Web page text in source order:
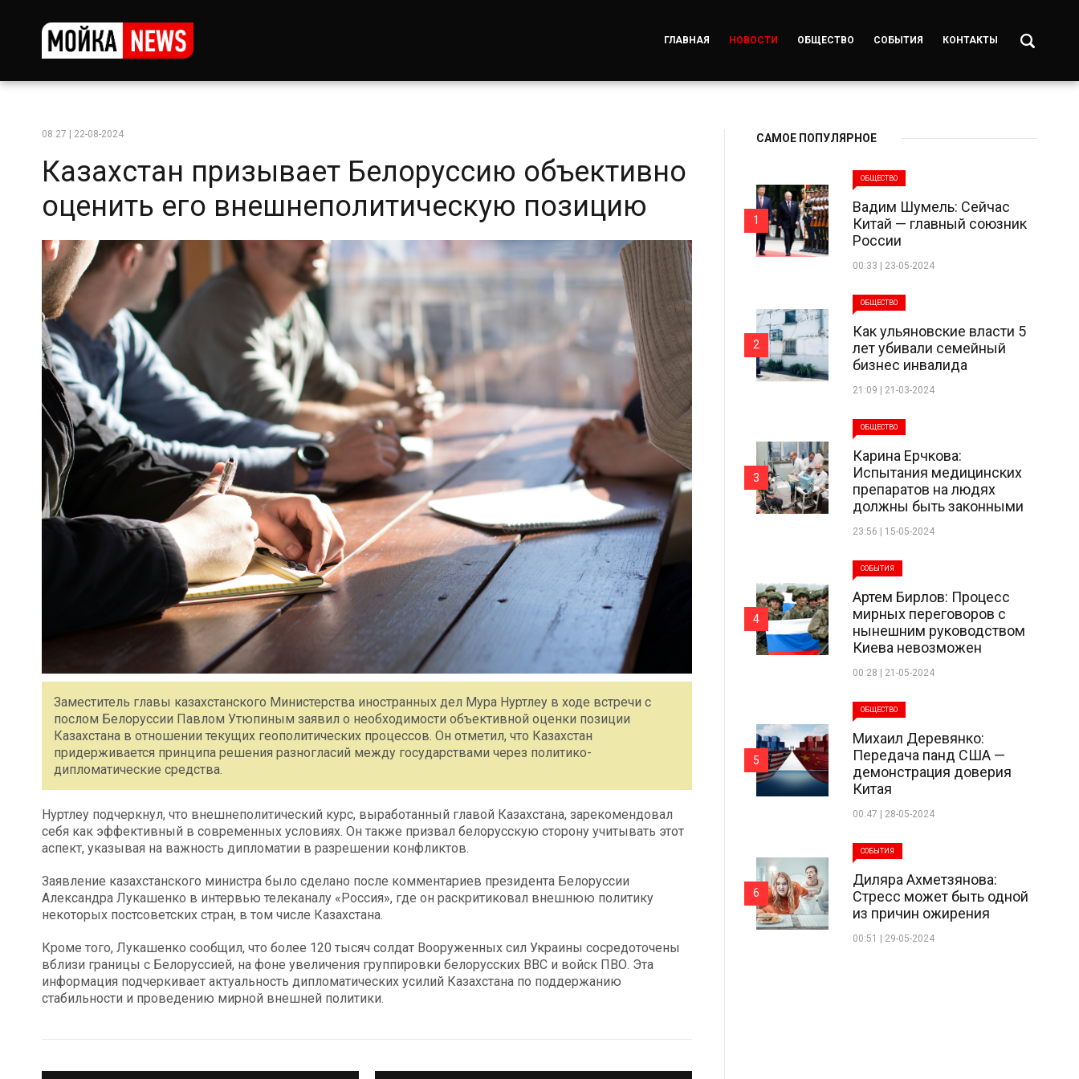
ГЛАВНАЯ НОВОСТИ ОБЩЕСТВО СОБЫТИЯ КОНТАКТЫ
08:27 | 22-08-2024
Казахстан призывает Белоруссию объективно
оценить его внешнеполитическую позицию
Заместитель главы казахстанского Министерства иностранных дел Мура Нуртлеу в ходе встречи с
послом Белоруссии Павлом Утюпиным заявил о необходимости объективной оценки позиции
Казахстана в отношении текущих геополитических процессов. Он отметил, что Казахстан
придерживается принципа решения разногласий между государствами через политико-
дипломатические средства.
Нуртлеу подчеркнул, что внешнеполитический курс, выработанный главой Казахстана, зарекомендовал
себя как эффективный в современных условиях. Он также призвал белорусскую сторону учитывать этот
аспект, указывая на важность дипломатии в разрешении конфликтов.
Заявление казахстанского министра было сделано после комментариев президента Белоруссии
Александра Лукашенко в интервью телеканалу «Россия», где он раскритиковал внешнюю политику
некоторых постсоветских стран, в том числе Казахстана.
Кроме того, Лукашенко сообщил, что более 120 тысяч солдат Вооруженных сил Украины сосредоточены
вблизи границы с Белоруссией, на фоне увеличения группировки белорусских ВВС и войск ПВО. Эта
информация подчеркивает актуальность дипломатических усилий Казахстана по поддержанию
стабильности и проведению мирной внешней политики.
САМОЕ ПОПУЛЯРНОЕ
ОБЩЕСТВО
Вадим Шумель: Сейчас
Китай — главный союзник
России
00:33 | 23-05-2024
1
ОБЩЕСТВО
Как ульяновские власти 5
лет убивали семейный
бизнес инвалида
21:09 | 21-03-2024
2
ОБЩЕСТВО
Карина Ерчкова:
Испытания медицинских
препаратов на людях
должны быть законными
23:56 | 15-05-2024
3
СОБЫТИЯ
Артем Бирлов: Процесс
мирных переговоров с
нынешним руководством
Киева невозможен
00:28 | 21-05-2024
4
ОБЩЕСТВО
Михаил Деревянко:
Передача панд США —
демонстрация доверия
Китая
00:47 | 28-05-2024
5
СОБЫТИЯ
Диляра Ахметзянова:
Стресс может быть одной
из причин ожирения
00:51 | 29-05-2024
6